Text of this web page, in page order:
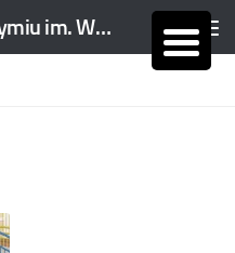
Szkoła Podstawowa w Pasymiu im. Wojciecha Kętrzyńskiego